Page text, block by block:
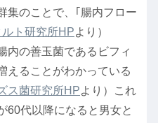
集のことで、｢腸内フロー
ルト研究所HPより）
内の善玉菌であるビフィ
えることがわかっている
ス菌研究所HPより）これ
60代以降になると男女と